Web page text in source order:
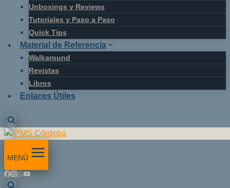
Unboxings y Reviews
Tutoriales y Paso a Paso
Quick Tips
Material de Referencia
Walkaround
Revistas
Libros
Enlaces Útiles
MENÚ